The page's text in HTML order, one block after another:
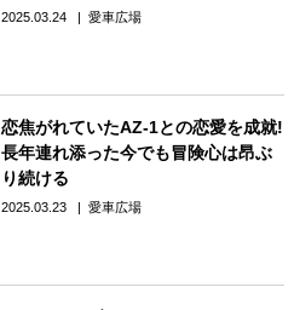
2025.03.24 愛車広場
恋焦がれていたAZ-1との恋愛を成就!
長年連れ添った今でも冒険心は昂ぶ
り続ける
2025.03.23 愛車広場